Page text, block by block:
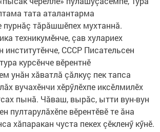
тата аталантарма
пурнăç тăрăшшӗпех мухтаннă.
техникумӗнче, çав хулариех
институтӗнче, СССР Писательсен
курсӗнче вӗрентнӗ
унăн хăватлă çăлкуç пек тапса
вучахӗнчи хӗрӳлӗхпе иксӗлмилӗх
пынă. Чăваш, вырăс, ытти вун-вун
пултарулăхӗпе вӗрентӗвӗ те ăна
хăпаракан чуста пекех çӗкленӳ кӳнӗ.